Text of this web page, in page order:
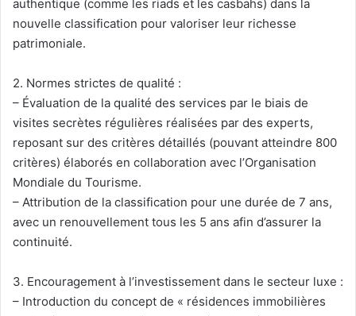
authentique (comme les riads et les casbahs) dans la
nouvelle classification pour valoriser leur richesse
patrimoniale.
2. Normes strictes de qualité :
– Évaluation de la qualité des services par le biais de
visites secrètes régulières réalisées par des experts,
reposant sur des critères détaillés (pouvant atteindre 800
critères) élaborés en collaboration avec l’Organisation
Mondiale du Tourisme.
– Attribution de la classification pour une durée de 7 ans,
avec un renouvellement tous les 5 ans afin d’assurer la
continuité.
3. Encouragement à l’investissement dans le secteur luxe :
– Introduction du concept de « résidences immobilières